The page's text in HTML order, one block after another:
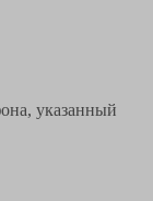
указанный